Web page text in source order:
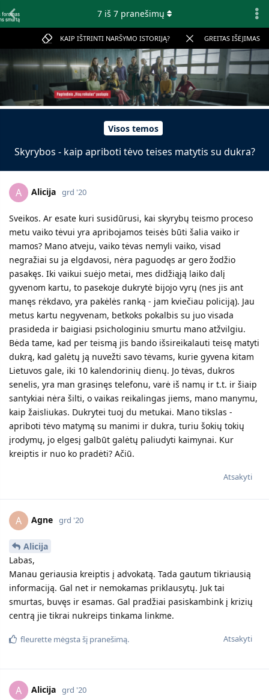
KAIP IŠTRINTI NARŠYMO ISTORIJĄ? GREITAS IŠĖJIMAS
Visos temos
Skyrybos - kaip apriboti tėvo teises matytis su dukra?
7iš 7pranešimų
A Alicija grd '20
Sveikos. Ar esate kuri susidūrusi, kai skyrybų teismo proceso
metu vaiko tėvui yra apribojamos teisės būti šalia vaiko ir
mamos? Mano atveju, vaiko tėvas nemyli vaiko, visad
negražiai su ja elgdavosi, nėra paguodęs ar gero žodžio
pasakęs. Iki vaikui suėjo metai, mes didžiąją laiko dalį
gyvenom kartu, to pasekoje dukrytė bijojo vyrų (nes jis ant
manęs rėkdavo, yra pakėlės ranką - jam kviečiau policiją). Jau
metus kartu negyvenam, betkoks pokalbis su juo visada
prasideda ir baigiasi psichologiniu smurtu mano atžvilgiu.
Bėda tame, kad per teismą jis bando išsireikalauti teisę matyti
dukrą, kad galėtų ją nuvežti savo tėvams, kurie gyvena kitam
Lietuvos gale, iki 10 kalendorinių dienų. Jo tėvas, dukros
senelis, yra man grasinęs telefonu, varė iš namų ir t.t. ir šiaip
santykiai nėra šilti, o vaikas reikalingas jiems, mano manymu,
kaip žaisliukas. Dukrytei tuoj du metukai. Mano tikslas -
apriboti tėvo matymą su manimi ir dukra, turiu šokių tokių
įrodymų, jo elgesį galbūt galėtų paliudyti kaimynai. Kur
kreiptis ir nuo ko pradėti? Ačiū.
Atsakyti
A Agne grd '20
Alicija
Labas,
Manau geriausia kreiptis į advokatą. Tada gautum tikriausią
informaciją. Gal net ir nemokamas priklausytų. Juk tai
smurtas, buvęs ir esamas. Gal pradžiai pasiskambink į krizių
centrą jie tikrai nukreips tinkama linkme.
Atsakyti
fleurette mėgsta šį pranešimą.
A Alicija grd '20